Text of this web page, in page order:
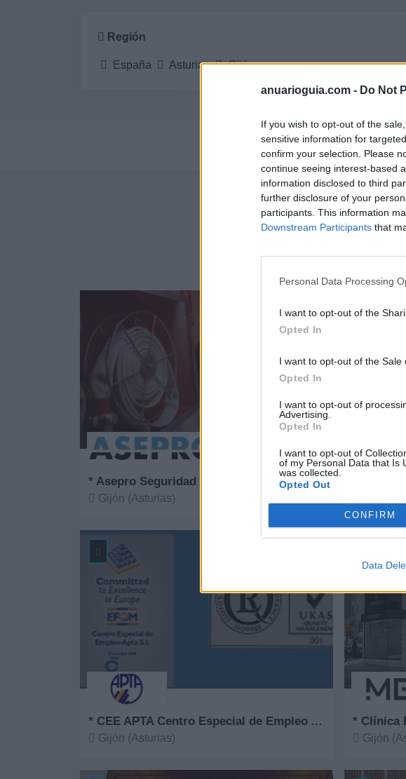
anuarioguia.com - Do Not
If you wish to opt-out of the
sensitive information for
confirm your selection. Please
continue seeing interest-based
information disclosed to third
further disclosure of your
participants. This information
Downstream Participants that
Personal Data Processing
I want to opt-out of the
Opted In
I want to opt-out of the Sale
Opted In
I want to opt-out of
Advertising.
Opted In
I want to opt-out of
of my Personal Data that Is
was collected.
Opted Out
CONFIRM
Data
Región
España Asturias Gijón
Perfil activo desde:
Empresas
* Asepro Seguridad S.L.U.
Gijón (Asturias)
Ver más
* CEE APTA Centro Especial de Empleo Apta, S.L.
Gijón (Asturias) Gijón